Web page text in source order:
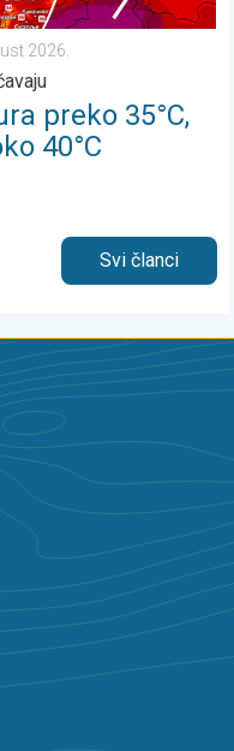
2026.
preko 35°C,
40°C
Svi članci